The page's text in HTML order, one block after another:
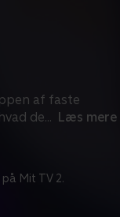
af faste
de... Læs mere
Mit TV 2.